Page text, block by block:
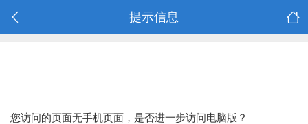
提示信息
您访问的页面无手机页面，是否进一步访问电脑版？